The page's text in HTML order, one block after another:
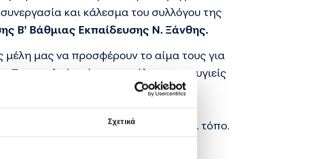
Σχετικά
και κάλεσμα του συλλόγου της
Β’ Βάθμιας Εκπαίδευσης Ν. Ξάνθης.
μας να προσφέρουν το αίμα τους για
Παρακαλούμε όμως και όλους τους υγιείς
και μουσουλμάνους να
για μια φορά το αίμα τους. Θα
είναι μια προσφορά που πιάνει τόπο.
σου!